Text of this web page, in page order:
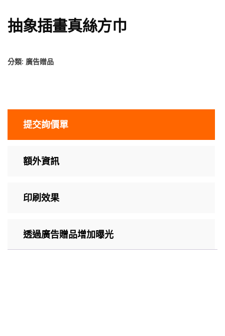
抽象插畫真絲方巾
分類: 廣告贈品
提交詢價單
額外資訊
印刷效果
透過廣告贈品增加曝光